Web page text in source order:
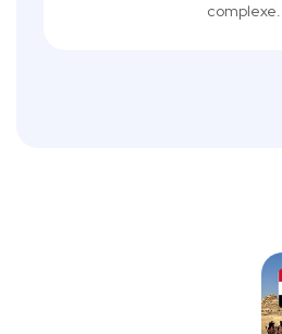
complexe.